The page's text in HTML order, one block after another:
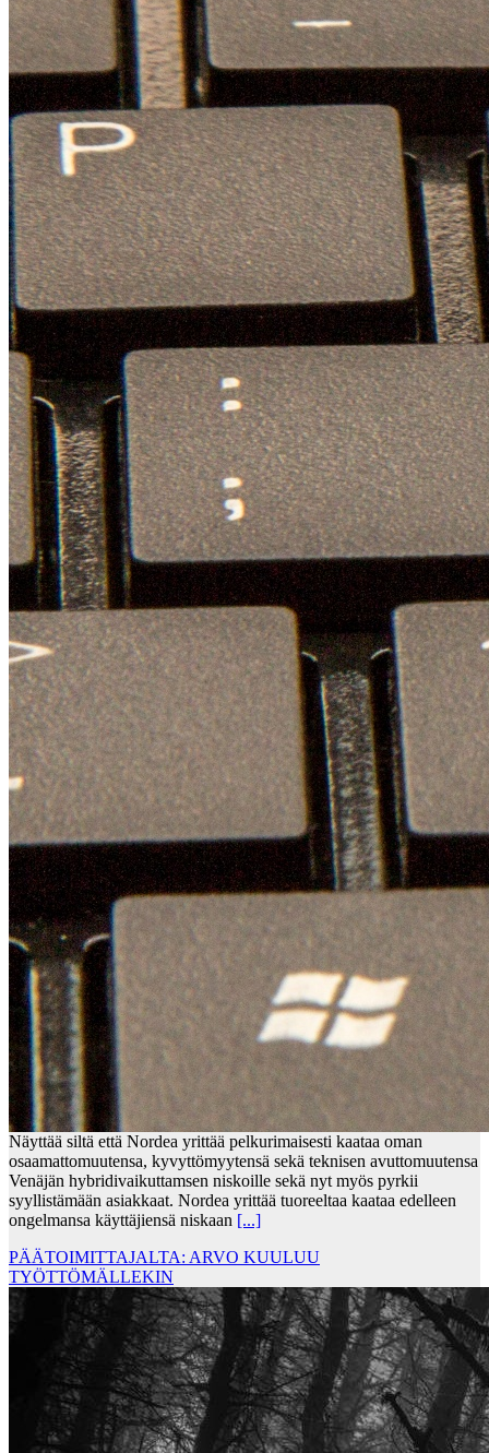
Näyttää siltä että Nordea yrittää pelkurimaisesti kaataa oman
osaamattomuutensa, kyvyttömyytensä sekä teknisen avuttomuutensa
Venäjän hybridivaikuttamsen niskoille sekä nyt myös pyrkii
syyllistämään asiakkaat. Nordea yrittää tuoreeltaa kaataa edelleen
ongelmansa käyttäjiensä niskaan [...]
PÄÄTOIMITTAJALTA: ARVO KUULUU
TYÖTTÖMÄLLEKIN